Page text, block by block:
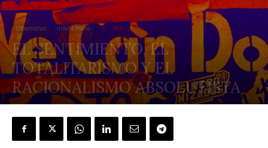
Obsesiones Infantilismo
EL SENTIMIENTO, EL
TOTALITARISMO Y EL
RACIONALISMO ABSOLUTISTA
POR JAVIER BENEGAS - 30 agosto, 2020